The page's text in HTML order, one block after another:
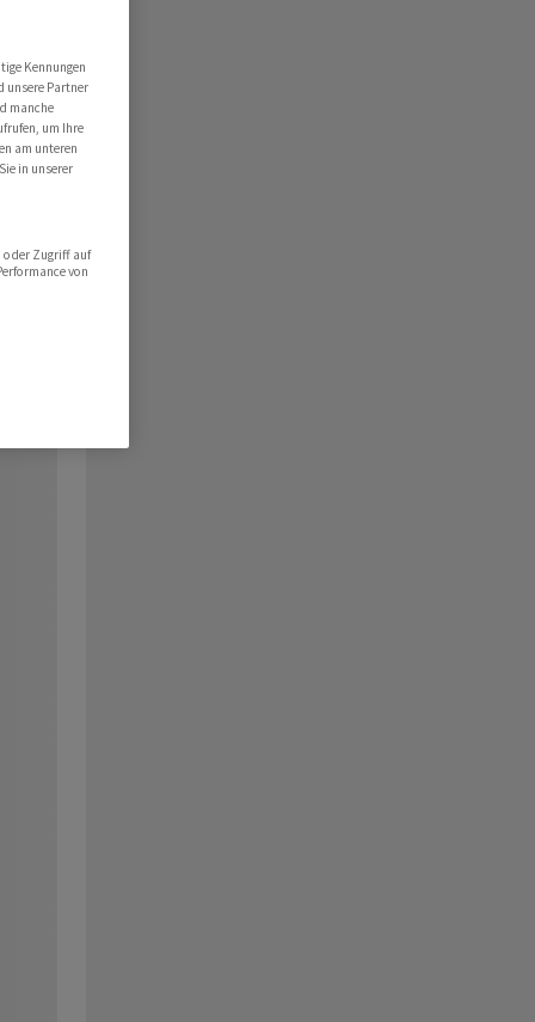
Kennungen
unsere Partner
manche
um Ihre
am unteren
in unserer
oder Zugriff auf
von